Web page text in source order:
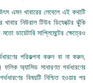
এমন খাবারের লেবেলে এই কথাটি
নিউরাল টিউব ডিফেক্টের ঝুঁকি
ডায়েটারি সাপ্লিমেন্টের ক্ষেত্রেও
পরিকল্পনা করুন বা না করুন,
অ্যাসিড সাধারণত গর্ভধারণের
বিষয়টি নিশ্চিত হওয়ার পর